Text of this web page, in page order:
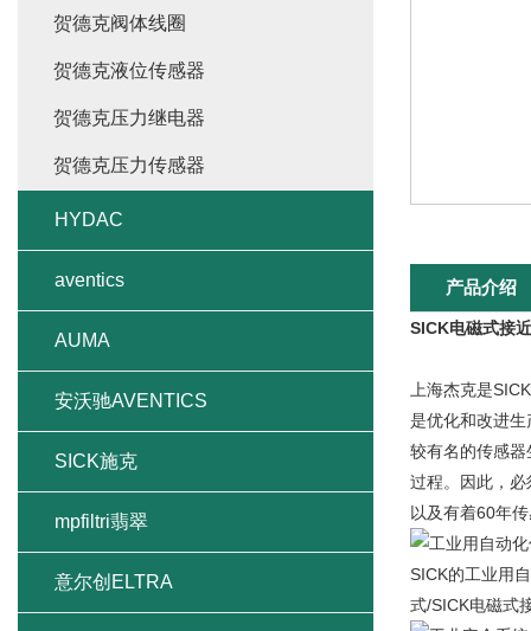
产品介绍
SICK电磁式接
上海杰克是
是优化和改进
较有名的传感
过程。因此，
以及有着60年
SICK的工业用
式/SICK电磁式
贺德克阀体线圈
贺德克液位传感器
贺德克压力继电器
贺德克压力传感器
HYDAC
aventics
AUMA
安沃驰AVENTICS
SICK施克
mpfiltri翡翠
意尔创ELTRA